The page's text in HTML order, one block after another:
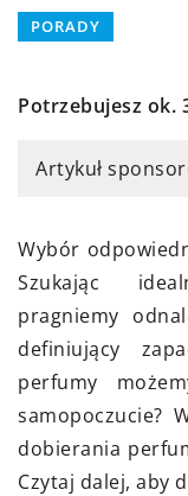
PORADY
Potrzebujesz ok.
Artykuł
Wybór
Szukając
pragniemy
definiujący
perfumy
samopoczucie?
dobierania
Czytaj dalej, aby